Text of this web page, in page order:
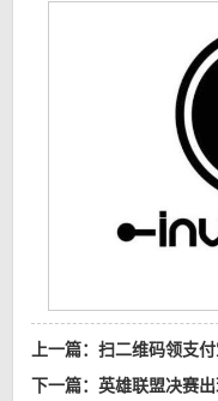
上一篇： 扫二维码领支
下一篇： 英雄联盟决赛出现，